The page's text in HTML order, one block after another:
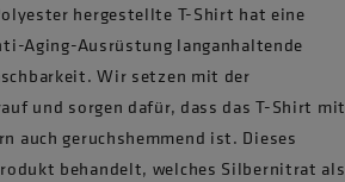
hergestellte T-Shirt hat eine
Aging-Ausrüstung langanhaltende
Wir setzen mit der
und sorgen dafür, dass das T-Shirt mit
auch geruchshemmend ist. Dieses
behandelt, welches Silbernitrat als